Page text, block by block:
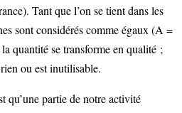
Tant que l’on se tient dans les
sont considérés comme égaux (A =
quantité se transforme en qualité ;
ou est inutilisable.
qu’une partie de notre activité